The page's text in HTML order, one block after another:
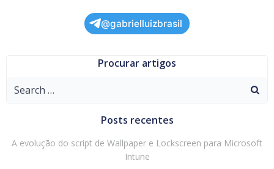
@gabrielluizbrasil
Procurar artigos
Search
Posts recentes
A evolução do script de Wallpaper e Lockscreen para Microsoft
Intune